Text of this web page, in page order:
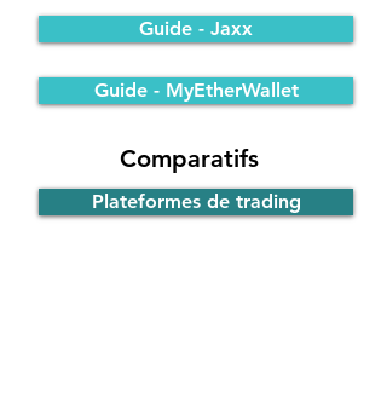
Comparatifs
Plateformes de trading
Guide - MyEtherWallet
Guide - Jaxx